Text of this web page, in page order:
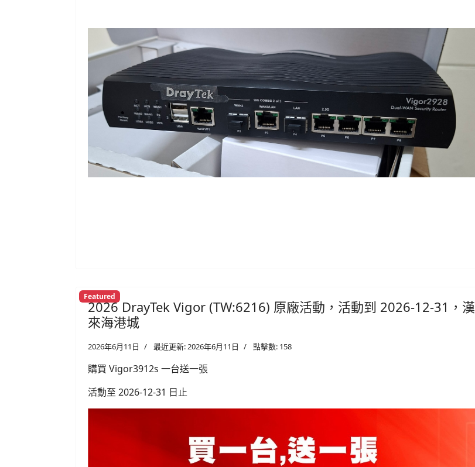
Featured
2026 DrayTek Vigor (TW:6216) 原廠活動，活動到 2026-12-31，漢
來海港城
2026年6月11日 最近更新: 2026年6月11日 點擊數: 158
購買 Vigor3912s 一台送一張
活動至 2026-12-31 日止